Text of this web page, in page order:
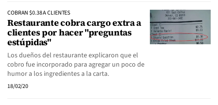
COBRAN $0.38 A CLIENTES
Restaurante cobra cargo extra a
clientes por hacer "preguntas
estúpidas"
Los dueños del restaurante explicaron que el
cobro fue incorporado para agregar un poco de
humor a los ingredientes a la carta.
18/02/20